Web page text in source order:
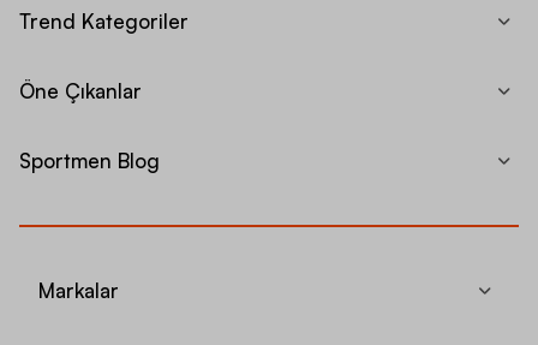
Trend Kategoriler
Öne Çıkanlar
Sportmen Blog
Markalar